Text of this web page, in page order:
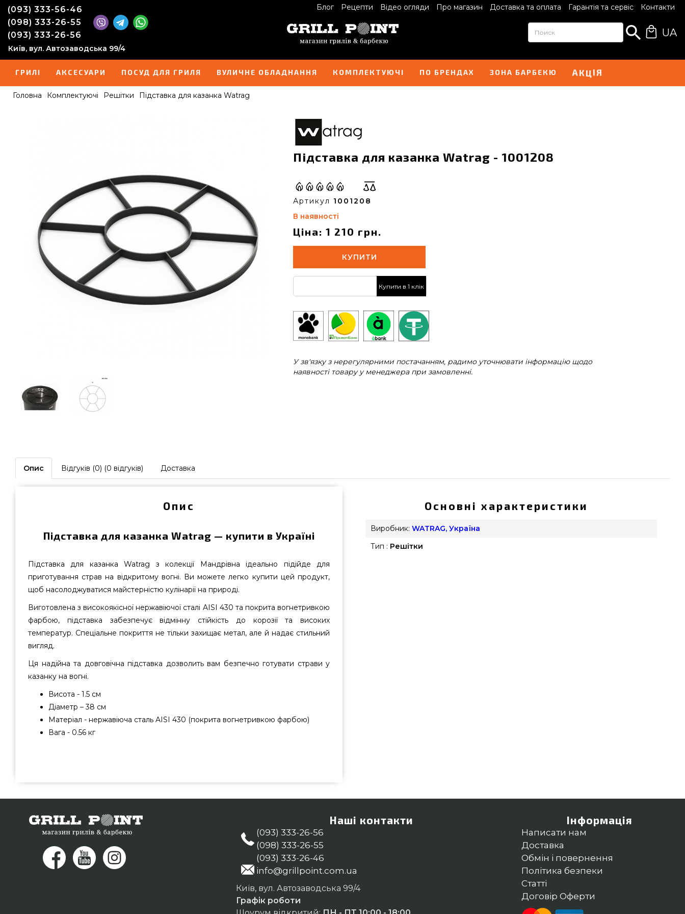
Блог Рецепти Відео огляди Про магазин Доставка та оплата Гарантія та сервіс Контакти
(093) 333-56-46
(098) 333-26-55
(093) 333-26-56
Київ, вул. Автозаводська 99/4
UA
ГРИЛІ АКСЕСУАРИ ПОСУД ДЛЯ ГРИЛЯ ВУЛИЧНЕ ОБЛАДНАННЯ КОМПЛЕКТУЮЧІ ПО БРЕНДАХ ЗОНА БАРБЕКЮ АКЦІЯ
Головна Комплектуючі Решітки Підставка для казанка Watrag
Підставка для казанка Watrag - 1001208
Артикул 1001208
В наявності
Ціна: 1 210 грн.
КУПИТИ
Купити в 1 клік
У зв'язку з нерегулярними постачанням, радимо уточнювати інформацію щодо
наявності товару у менеджера при замовленні.
Опис Відгуків (0) (0 відгуків) Доставка
Опис
Підставка для казанка Watrag — купити в Україні
Підставка для казанка Watrag з колекції Мандрівна ідеально підійде для
приготування страв на відкритому вогні. Ви можете легко купити цей продукт,
щоб насолоджуватися майстерністю кулінарії на природі.
Виготовлена з високоякісної нержавіючої сталі AISI 430 та покрита вогнетривкою
фарбою, підставка забезпечує відмінну стійкість до корозії та високих
температур. Спеціальне покриття не тільки захищає метал, але й надає стильний
вигляд.
Ця надійна та довговічна підставка дозволить вам безпечно готувати страви у
казанку на вогні.
Висота - 1.5 см
Діаметр – 38 см
Матеріал - нержавіюча сталь AISI 430 (покрита вогнетривкою фарбою)
Вага - 0.56 кг
GrillPoint. Привабливі пропозиції на Решітки в інтернет магазині Гриль Поінт. Напишіть
прямо зараз нашим менеджерам на номер (044) 334-76-95 и мы оперативно доставимо
Основні характеристики
Виробник: WATRAG, Україна
Тип : Решітки
Наші контакти
(093) 333-26-56
(098) 333-26-55
(093) 333-26-46
info@grillpoint.com.ua
Київ, вул. Автозаводська 99/4
Графік роботи
Інформація
Написати нам
Доставка
Обмін і повернення
Політика безпеки
Статті
Договір Оферти